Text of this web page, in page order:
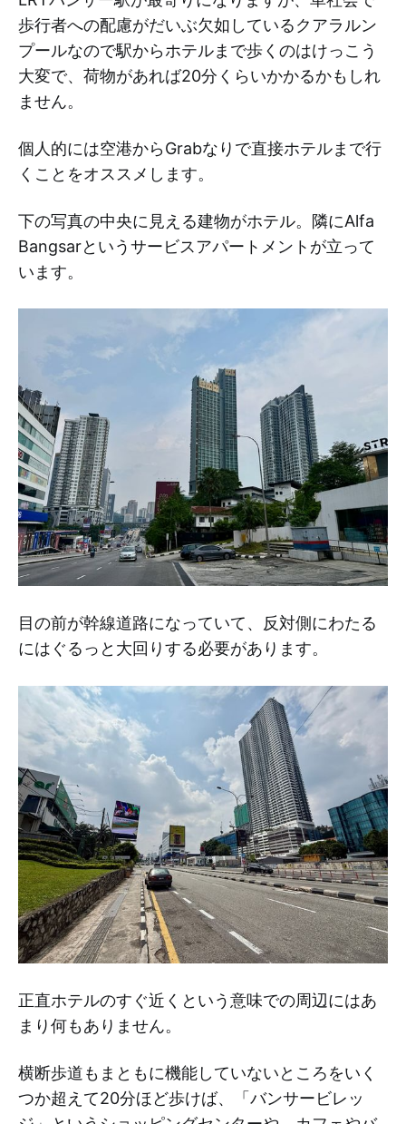
歩行者への配慮がだいぶ欠如しているクアラルン
プールなので駅からホテルまで歩くのはけっこう
大変で、荷物があれば20分くらいかかるかもしれ
ません。
個人的には空港からGrabなりで直接ホテルまで行
くことをオススメします。
下の写真の中央に見える建物がホテル。隣にAlfa
Bangsarというサービスアパートメントが立って
います。
目の前が幹線道路になっていて、反対側にわたる
にはぐるっと大回りする必要があります。
正直ホテルのすぐ近くという意味での周辺にはあ
まり何もありません。
横断歩道もまともに機能していないところをいく
つか超えて20分ほど歩けば、「バンサービレッ